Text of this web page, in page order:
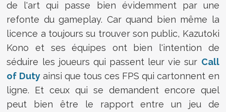
de l'art qui passe bien évidemment par une
refonte du gameplay. Car quand bien même la
licence a toujours su trouver son public, Kazutoki
Kono et ses équipes ont bien l'intention de
séduire les joueurs qui passent leur vie sur Call
of Dutyainsi que tous ces FPS qui cartonnent en
ligne. Et ceux qui se demandent encore quel
peut bien être le rapport entre un jeu de